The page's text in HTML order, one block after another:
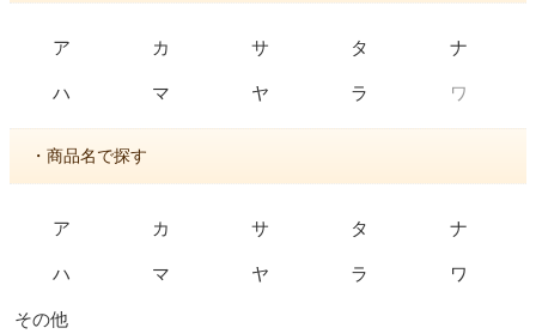
ア カ サ タ ナ
ハ マ ヤ ラ ワ
・商品名で探す
ア カ サ タ ナ
ハ マ ヤ ラ ワ
その他